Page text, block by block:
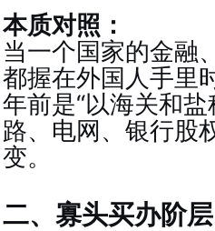
本质对照：
当一个国家的金融
都握在外国人手里
年前是“以海关和
路、电网、银行
变。
二、寡头买办阶